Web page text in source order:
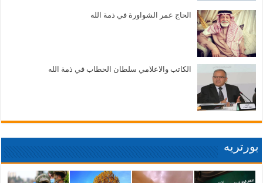
الحاج عمر الشواورة في ذمة الله
الكاتب والاعلامي سلطان الحطاب في ذمة الله
بورتريه